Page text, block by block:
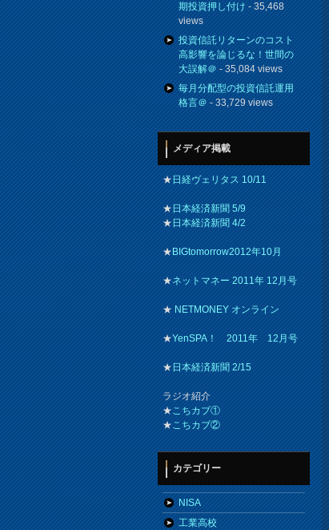
期投資押し付け- 35,468
views
投資信託リターンのコスト
高影響を論じるな！世間の
大誤解＠- 35,084 views
毎月分配型の投資信託運用
格言＠- 33,729 views
メディア掲載
★日経ヴェリタス 10/11
★日本経済新聞 5/9
★日本経済新聞 4/2
★BIGtomorrow2012年10月
★ネットマネー 2011年 12月号
★NETMONEY オンライン
★YenSPA！ 2011年 12月号
★日本経済新聞 2/15
ラジオ紹介
★こちカブ①
★こちカブ②
カテゴリー
NISA
工業高校